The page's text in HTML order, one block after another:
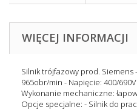
WIĘCEJ INFORMACJI
Silnik trójfazowy prod. Siemens
965obr/min - Napięcie: 400/
Wykonanie mechaniczne:
Opcje specjalne: - Silnik do